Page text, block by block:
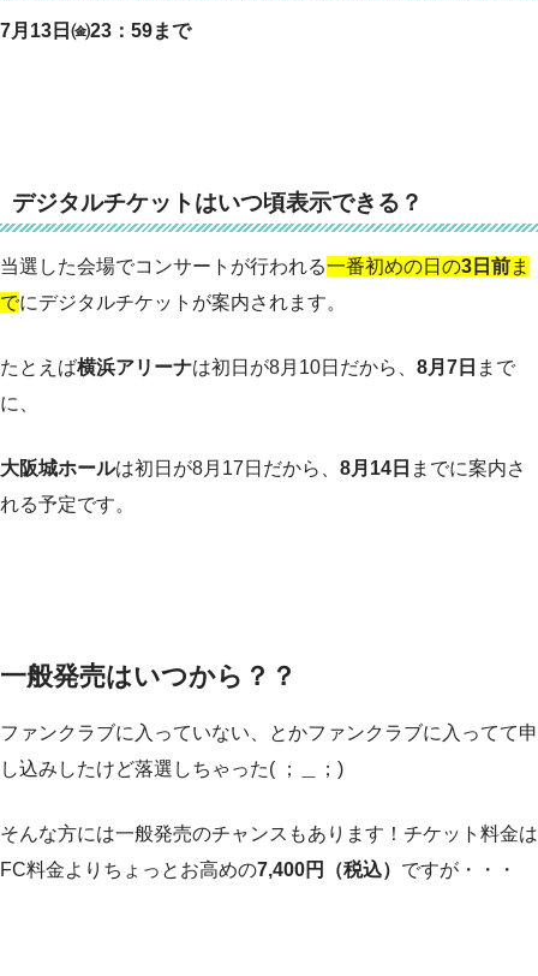
7月13日㈮23：59まで
デジタルチケットはいつ頃表示できる？
当選した会場でコンサートが行われる一番初めの日の3日前ま
でにデジタルチケットが案内されます。
たとえば横浜アリーナは初日が8月10日だから、 8月7日 まで
に、
大阪城ホールは初日が8月17日だから、 8月14日 までに案内さ
れる予定です。
一般発売はいつから？？
ファンクラブに入っていない、とかファンクラブに入ってて申
し込みしたけど落選しちゃった( ；＿；)
そんな方には一般発売のチャンスもあります！チケット料金は
FC料金よりちょっとお高めの7,400円（税込） ですが・・・